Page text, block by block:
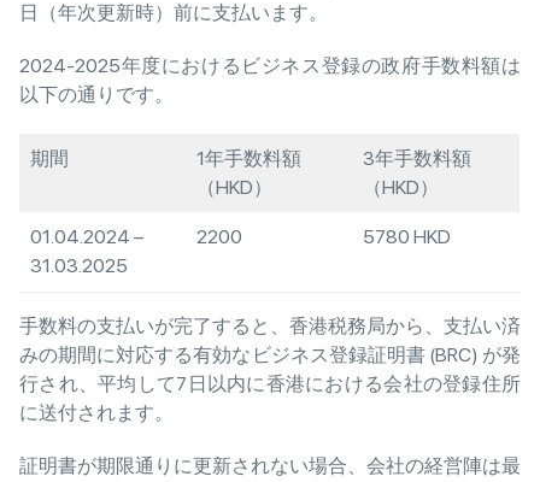
日（年次更新時）前に支払います。
2024-2025年度におけるビジネス登録の政府手数料額は
以下の通りです。
期間
1年手数料額
（HKD）
3年手数料額
（HKD）
01.04.2024 –
31.03.2025
2200 5780 HKD
手数料の支払いが完了すると、香港税務局から、支払い済
みの期間に対応する有効なビジネス登録証明書 (BRC) が発
行され、平均して7日以内に香港における会社の登録住所
に送付されます。
証明書が期限通りに更新されない場合、会社の経営陣は最